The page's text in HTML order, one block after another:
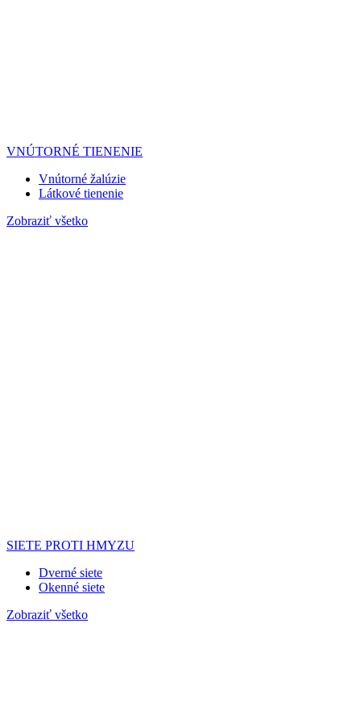
VNÚTORNÉ TIENENIE
Vnútorné žalúzie
Látkové tienenie
Zobraziť všetko
SIETE PROTI HMYZU
Dverné siete
Okenné siete
Zobraziť všetko